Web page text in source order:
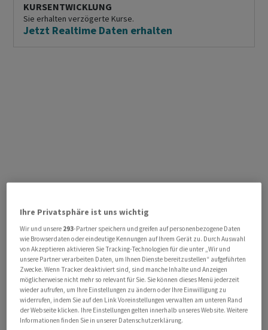
KURSENTWICKLUNG
Sie erhalten verzögerte Kurse.
Jetzt Realtime Daten erhalten
Ihre Privatsphäre ist uns wichtig
Wir und unsere 293-Partner speichern und greifen auf personenbezogene Daten
wie Browserdaten oder eindeutige Kennungen auf Ihrem Gerät zu. Durch Auswahl
von Akzeptieren aktivieren Sie Tracking-Technologien für die unter „Wir und
unsere Partner verarbeiten Daten, um Ihnen Dienste bereitzustellen“ aufgeführten
Zwecke. Wenn Tracker deaktiviert sind, sind manche Inhalte und Anzeigen
möglicherweise nicht mehr so relevant für Sie. Sie können dieses Menü jederzeit
wieder aufrufen, um Ihre Einstellungen zu ändern oder Ihre Einwilligung zu
widerrufen, indem Sie auf den Link Voreinstellungen verwalten am unteren Rand
der Webseite klicken. Ihre Einstellungen gelten innerhalb unseres Website. Weitere
Informationen finden Sie in unserer Datenschutzerklärung.